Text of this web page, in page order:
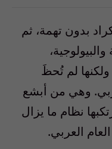
بدون تهمة، ثم
لم تُحظَ
وهي من أبشع
نظام ما يزال
العربي.